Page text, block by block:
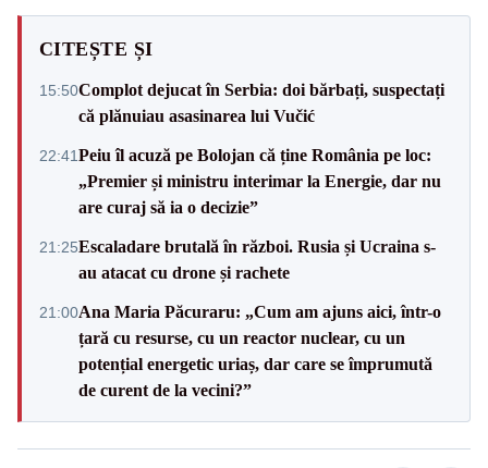
CITEȘTE ȘI
15:50Complot dejucat în Serbia: doi bărbați, suspectați
că plănuiau asasinarea lui Vučić
22:41Peiu îl acuză pe Bolojan că ține România pe loc:
„Premier și ministru interimar la Energie, dar nu
are curaj să ia o decizie”
21:25Escaladare brutală în război. Rusia și Ucraina s-
au atacat cu drone și rachete
21:00Ana Maria Păcuraru: „Cum am ajuns aici, într-o
țară cu resurse, cu un reactor nuclear, cu un
potențial energetic uriaș, dar care se împrumută
de curent de la vecini?”